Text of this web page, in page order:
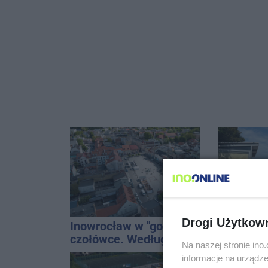
Inowrocław w "gorącej"
czołówce. Według
analizy Onetu nasze
Autobusy
remontu
Drogi
Na naszej stronie
informacje na